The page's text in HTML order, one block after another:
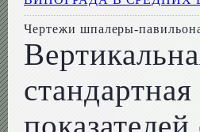
Чертежи шпалеры-